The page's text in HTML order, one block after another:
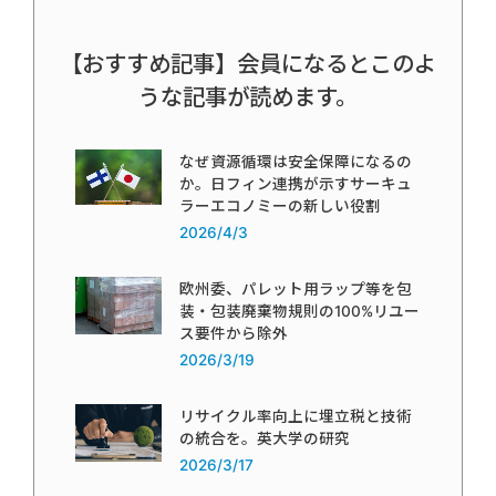
【おすすめ記事】会員になるとこのよ
うな記事が読めます。
なぜ資源循環は安全保障になるの
か。日フィン連携が示すサーキュ
ラーエコノミーの新しい役割
2026/4/3
欧州委、パレット用ラップ等を包
装・包装廃棄物規則の100%リユー
ス要件から除外
2026/3/19
リサイクル率向上に埋立税と技術
の統合を。英大学の研究
2026/3/17